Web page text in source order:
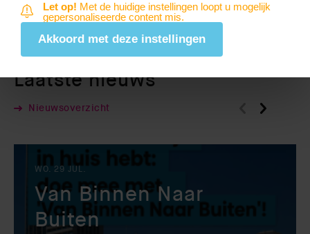
Laatste nieuws
Nieuwsoverzicht
WO. 29 JUL.
Van Binnen Naar
Buiten
Let op! Met de huidige instellingen loopt u mogelijk
gepersonaliseerde content mis.
Akkoord met deze instellingen